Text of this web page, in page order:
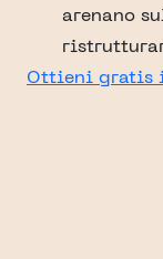
arenano
Ottieni gratis